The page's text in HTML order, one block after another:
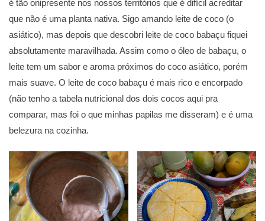
é tão onipresente nos nossos territórios que é difícil acreditar
que não é uma planta nativa. Sigo amando leite de coco (o
asiático), mas depois que descobri leite de coco babaçu fiquei
absolutamente maravilhada. Assim como o óleo de babaçu, o
leite tem um sabor e aroma próximos do coco asiático, porém
mais suave. O leite de coco babaçu é mais rico e encorpado
(não tenho a tabela nutricional dos dois cocos aqui pra
comparar, mas foi o que minhas papilas me disseram) e é uma
belezura na cozinha.